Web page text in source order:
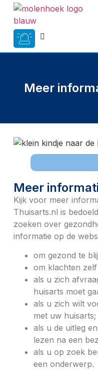
Meer
Meer
Kijk voor meer
Thuisarts.nl is
zoeken over
informatie op de
om gezond te
om klachten
als u zich
huisarts moet
als u zich wilt
met uw huisarts;
als u de uitleg
lezen na een
als u op zoek
een onderwerp.